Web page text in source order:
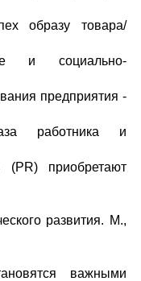
образу товара/
и социально-
предприятия -
работника и
(PR) приобретают
развития. М.,
важными